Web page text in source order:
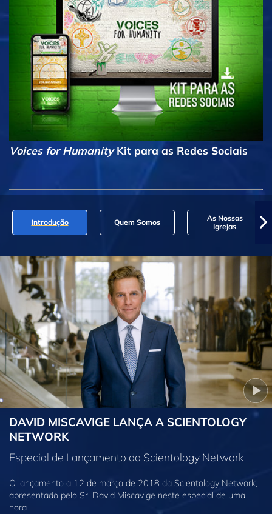
Voices for HumanityKit para as Redes Sociais
Introdução Quem Somos
As Nossas
Igrejas
DAVID MISCAVIGE LANÇA A SCIENTOLOGY
NETWORK
Especial de Lançamento da Scientology Network
O lançamento a 12 de março de 2018 da Scientology Network,
apresentado pelo Sr. David Miscavige neste especial de uma
hora.